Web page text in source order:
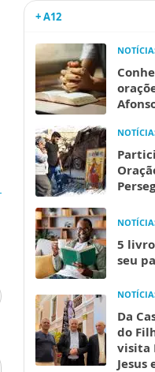
+ A12
5
seu
Da
do
visita
Jesus